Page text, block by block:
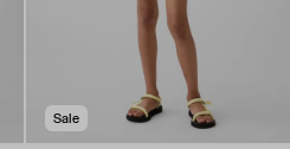
Sale